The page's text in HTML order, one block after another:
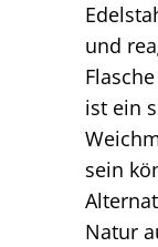
und
ist ein
sein
Natur